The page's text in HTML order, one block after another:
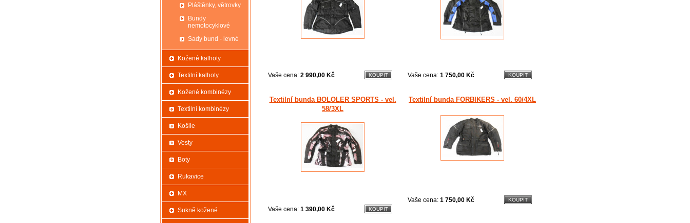
Vaše cena: 2 990,00 Kč Vaše cena: 1 750,00 Kč
Textilní bunda BOLOLER SPORTS - vel.
58/3XL
Vaše cena: 1 390,00 Kč
Textilní bunda FORBIKERS - vel. 60/4XL
Vaše cena: 1 750,00 Kč
Pláštěnky, větrovky
Bundy
nemotocyklové
Sady bund - levné
Kožené kalhoty
Textilní kalhoty
Kožené kombinézy
Textilní kombinézy
Košile
Vesty
Boty
Rukavice
MX
Sukně kožené